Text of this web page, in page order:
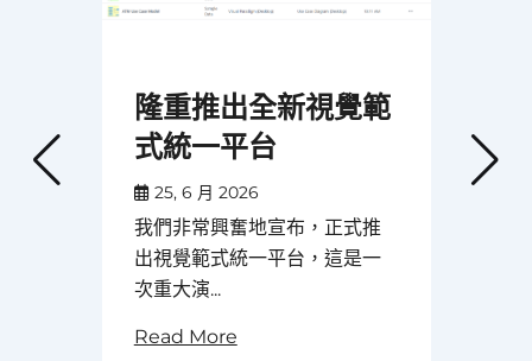
隆重推出全新視覺範
式統一平台
25, 6 月 2026
我們非常興奮地宣布，正式推
出視覺範式統一平台，這是一
次重大演...
Read More